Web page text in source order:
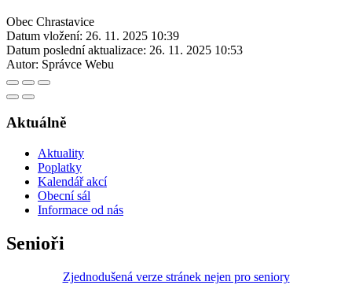
Obec Chrastavice
Datum vložení: 26. 11. 2025 10:39
Datum poslední aktualizace: 26. 11. 2025 10:53
Autor: Správce Webu
Aktuálně
Aktuality
Poplatky
Kalendář akcí
Obecní sál
Informace od nás
Senioři
Zjednodušená verze stránek nejen pro seniory